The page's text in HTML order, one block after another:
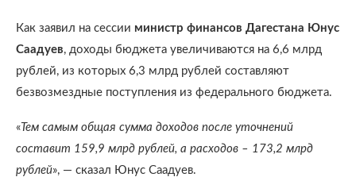
Как заявил на сессии министр финансов Дагестана Юнус
Саадуев, доходы бюджета увеличиваются на 6,6 млрд
рублей, из которых 6,3 млрд рублей составляют
безвозмездные поступления из федерального бюджета.
«Тем самым общая сумма доходов после уточнений
составит 159,9 млрд рублей, а расходов – 173,2 млрд
рублей», — сказал Юнус Саадуев.